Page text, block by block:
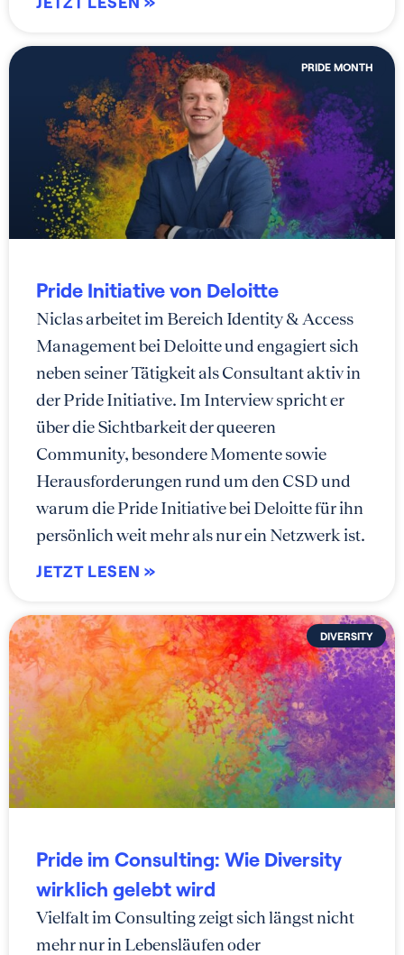
PRIDE MONTH
Pride Initiative von Deloitte
Niclas arbeitet im Bereich Identity & Access
Management bei Deloitte und engagiert sich
neben seiner Tätigkeit als Consultant aktiv in
der Pride Initiative. Im Interview spricht er
über die Sichtbarkeit der queeren
Community, besondere Momente sowie
Herausforderungen rund um den CSD und
warum die Pride Initiative bei Deloitte für ihn
persönlich weit mehr als nur ein Netzwerk ist.
JETZT LESEN »
DIVERSITY
Pride im Consulting: Wie Diversity
wirklich gelebt wird
Vielfalt im Consulting zeigt sich längst nicht
mehr nur in Lebensläufen oder